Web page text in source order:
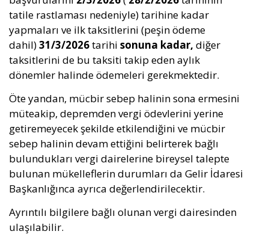
tatile rastlaması nedeniyle) tarihine kadar
yapmaları ve ilk taksitlerini (peşin ödeme
dahil)31/3/2026tarihi sonuna kadar, diğer
taksitlerini de bu taksiti takip eden aylık
dönemler halinde ödemeleri gerekmektedir.
Öte yandan, mücbir sebep halinin sona ermesini
müteakip, depremden vergi ödevlerini yerine
getiremeyecek şekilde etkilendiğini ve mücbir
sebep halinin devam ettiğini belirterek bağlı
bulundukları vergi dairelerine bireysel talepte
bulunan mükelleflerin durumları da Gelir İdaresi
Başkanlığınca ayrıca değerlendirilecektir.
Ayrıntılı bilgilere bağlı olunan vergi dairesinden
ulaşılabilir.